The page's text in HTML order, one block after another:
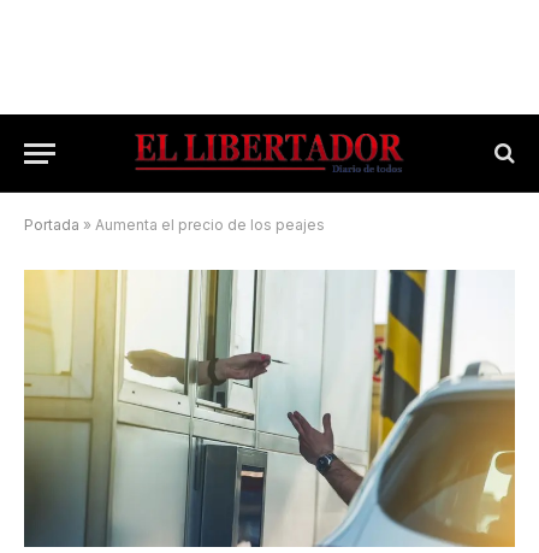
Portada » Aumenta el precio de los peajes